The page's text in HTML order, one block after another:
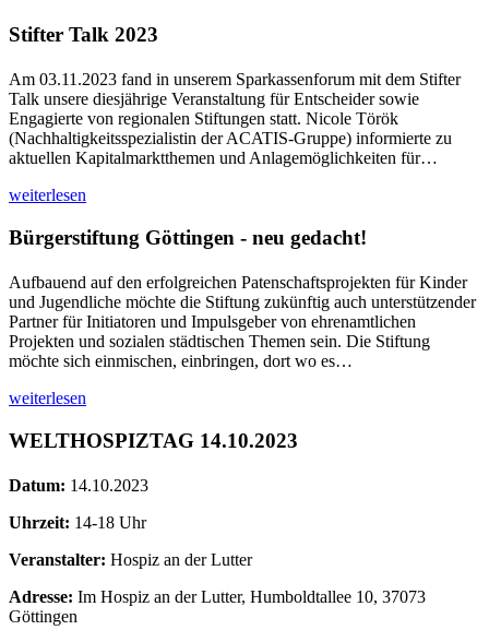
Stifter Talk 2023
Am 03.11.2023 fand in unserem Sparkassenforum mit dem Stifter
Talk unsere diesjährige Veranstaltung für Entscheider sowie
Engagierte von regionalen Stiftungen statt. Nicole Török
(Nachhaltigkeitsspezialistin der ACATIS-Gruppe) informierte zu
aktuellen Kapitalmarktthemen und Anlagemöglichkeiten für…
weiterlesen
Bürgerstiftung Göttingen - neu gedacht!
Aufbauend auf den erfolgreichen Patenschaftsprojekten für Kinder
und Jugendliche möchte die Stiftung zukünftig auch unterstützender
Partner für Initiatoren und Impulsgeber von ehrenamtlichen
Projekten und sozialen städtischen Themen sein. Die Stiftung
möchte sich einmischen, einbringen, dort wo es…
weiterlesen
WELTHOSPIZTAG 14.10.2023
Datum: 14.10.2023
Uhrzeit: 14-18 Uhr
Veranstalter: Hospiz an der Lutter
Adresse: Im Hospiz an der Lutter, Humboldtallee 10, 37073
Göttingen